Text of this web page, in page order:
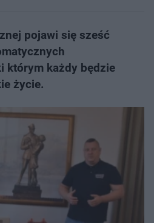
pojawi się sześć
którym każdy będzie
życie.